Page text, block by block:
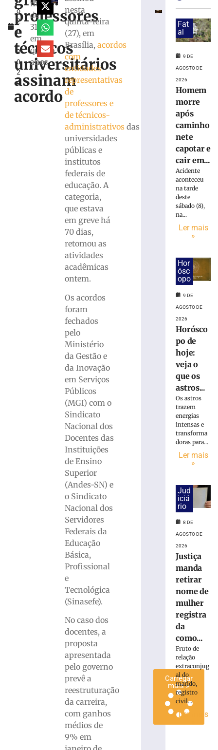
o
2
8
,
2
0
2
4
professores
e
técnicos
universitários
assinam
acordo
médio
de
31,2%
em
quatro
anos
nesta
quinta-feira
(27), em
Brasília,acordos
com
entidades
representativas
de
professores e
de técnicos-
administrativos das
universidades
públicas e
institutos
federais de
educação. A
categoria,
que estava
em greve há
70 dias,
retomou as
atividades
acadêmicas
ontem.
Os acordos
foram
fechados
pelo
Ministério
da Gestão e
da Inovação
em Serviços
Públicos
(MGI) com o
Sindicato
Nacional dos
Docentes das
Instituições
de Ensino
Superior
(Andes-SN) e
o Sindicato
Nacional dos
Servidores
Federais da
Educação
Básica,
Profissional
e
Tecnológica
(Sinasefe).
No caso dos
docentes, a
proposta
apresentada
pelo governo
prevê a
reestruturação
da carreira,
com ganhos
médios de
9% em
Brusque
supera
médias
estadual
nacional
Semana
História
termina
tradição
têxtil
Brusque
Parceria
entre
Secretaria
Unifebe
sobre
história
Brusque
escolas
Carregar
mais »
Fat
al
9 DE
AGOSTO DE
2026
Homem
morre
após
caminho
nete
capotar e
cair em...
Acidente
aconteceu
na tarde
deste
sábado (8),
na...
Ler mais
»
Hor
ósc
opo
9 DE
AGOSTO DE
2026
Horósco
po de
hoje:
veja o
que os
astros...
Os astros
trazem
energias
intensas e
transforma
doras para...
Ler mais
»
Jud
iciá
rio
8 DE
AGOSTO DE
2026
Justiça
manda
retirar
nome de
mulher
registra
da
como...
Fruto de
relação
extraconjug
al do
marido,
registro
civil...
Ler mais